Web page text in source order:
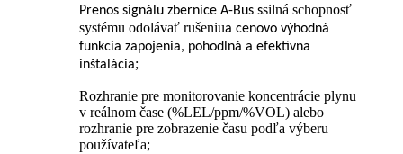
Prenos signálu zbernice A-Bus ssilná schopnosť
systému odolávať rušeniua cenovo výhodná
funkcia zapojenia, pohodlná a efektívna
inštalácia;
Rozhranie pre monitorovanie koncentrácie plynu
v reálnom čase (%LEL/ppm/%VOL) alebo
rozhranie pre zobrazenie času podľa výberu
používateľa;